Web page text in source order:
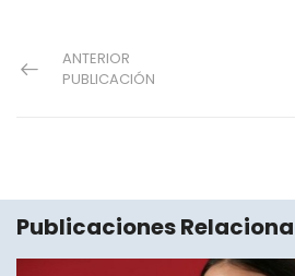
ANTERIOR
PUBLICACIÓN
Publicaciones